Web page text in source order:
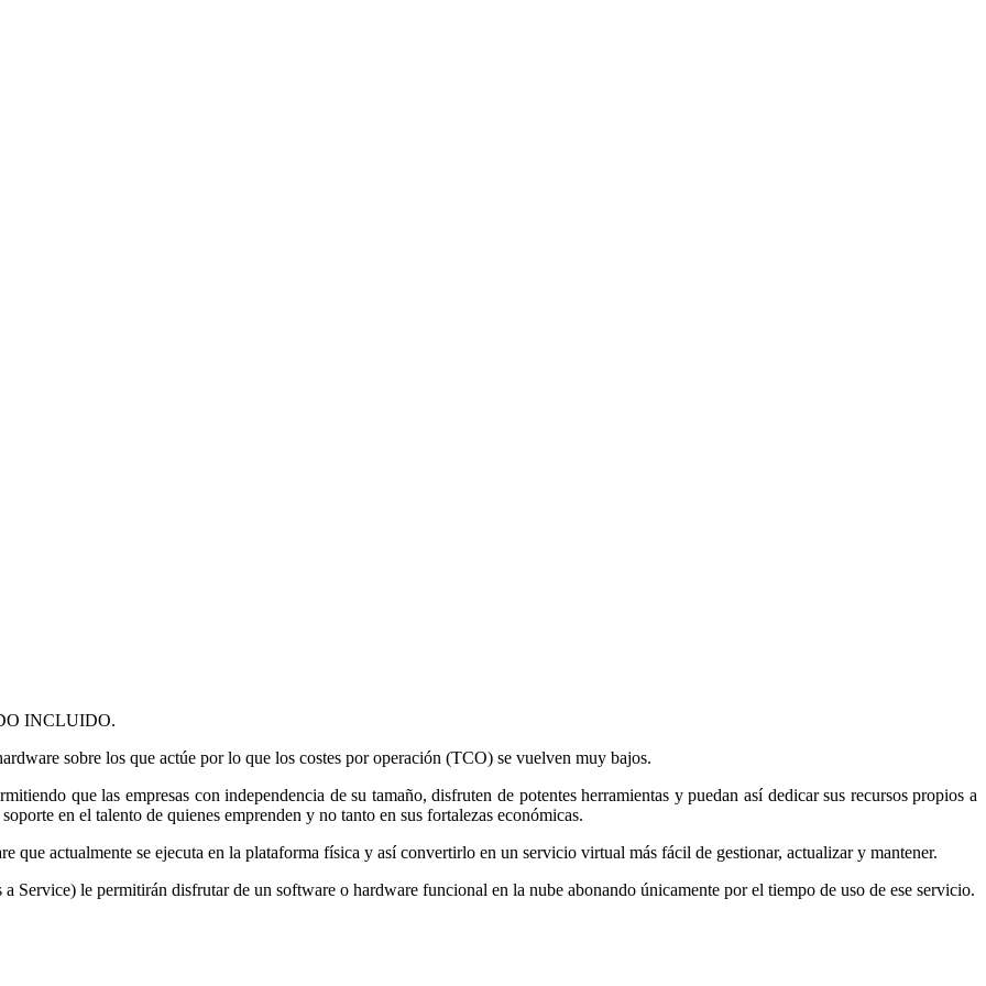
INCLUIDO.
sobre los que actúe por lo que los costes por operación (TCO) se vuelven muy bajos.
que las empresas con independencia de su tamaño, disfruten de potentes herramientas y puedan así dedicar sus recursos propios a
en el talento de quienes emprenden y no tanto en sus fortalezas económicas.
que actualmente se ejecuta en la plataforma física y así convertirlo en un servicio virtual más fácil de gestionar, actualizar y mantener.
Service) le permitirán disfrutar de un software o hardware funcional en la nube abonando únicamente por el tiempo de uso de ese servicio.